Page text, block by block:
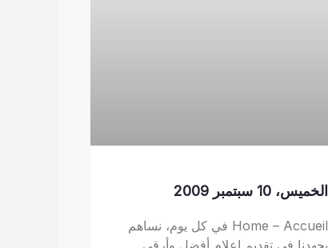
الخميس، 10 سبتمبر 2009
Home – Accueil في كل يوم، نساهم
بجهدنا في تقديم إعلام أفضل وأرقى